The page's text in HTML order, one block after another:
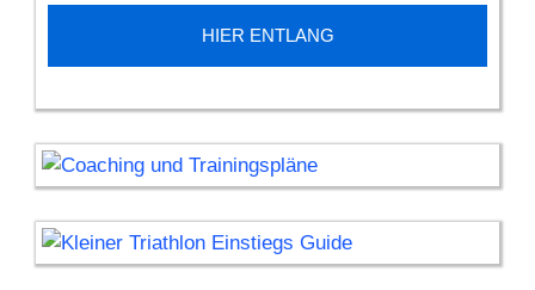
HIER ENTLANG